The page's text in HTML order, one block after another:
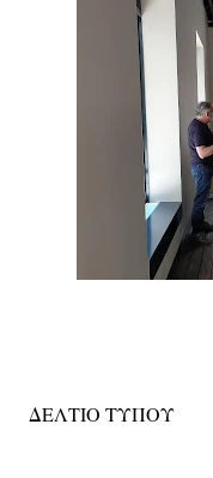
ΔΕΛΤΙΟ ΤΥΠΟΥ